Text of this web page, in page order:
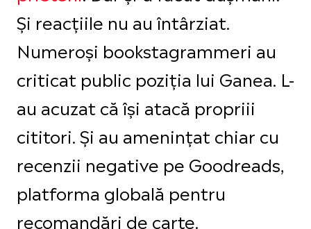
Și reacțiile nu au întârziat.
Numeroși bookstagrammeri au
criticat public poziția lui Ganea. L-
au acuzat că își atacă propriii
cititori. Și au amenințat chiar cu
recenzii negative pe Goodreads,
platforma globală pentru
recomandări de carte.